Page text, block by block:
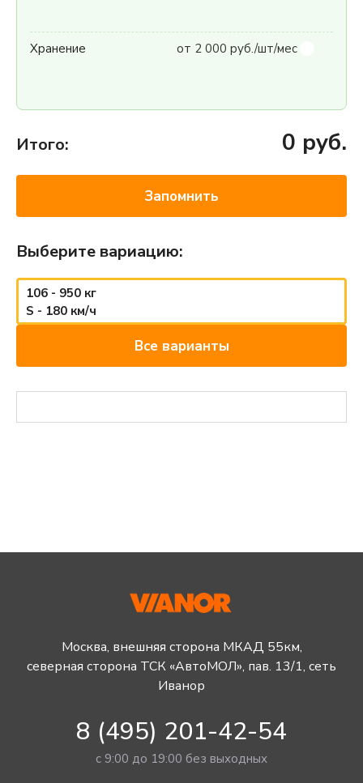
Хранение от 2 000 руб./шт/мес
Итого: 0 руб.
Запомнить
Выберите вариацию:
106 - 950 кг
S - 180 км/ч
Все варианты
Москва, внешняя сторона МКАД 55км,
северная сторона ТСК «АвтоМОЛ», пав. 13/1, сеть
Иванор
8 (495) 201-42-54
с 9:00 до 19:00 без выходных